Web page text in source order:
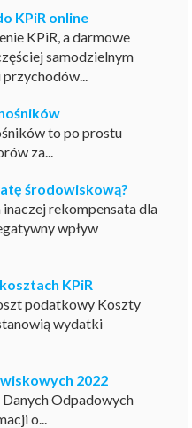
KPiR online
KPiR, a darmowe
samodzielnym
to po prostu
za...
środowiskową?
rekompensata dla
wpływ
KPiR
podatkowy Koszty
wydatki
2022
Odpadowych
o...